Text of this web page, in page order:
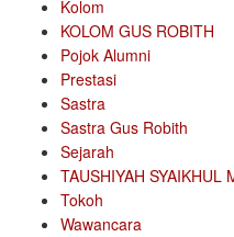
Kolom
KOLOM GUS ROBITH
Pojok Alumni
Prestasi
Sastra
Sastra Gus Robith
Sejarah
TAUSHIYAH SYAIKHUL
Tokoh
Wawancara